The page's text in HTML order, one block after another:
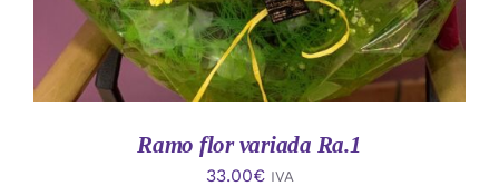
Ramo flor variada Ra.1
33.00€ IVA